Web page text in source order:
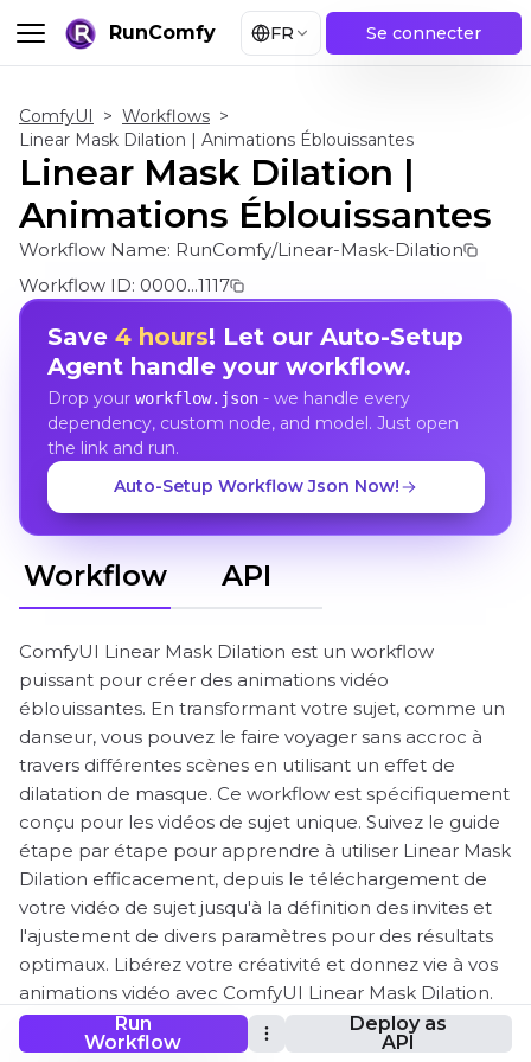
RunComfy FR Se connecter
Run
Workflow
Deploy as
API
ComfyUI > Workflows >
Linear Mask Dilation | Animations Éblouissantes
Linear Mask Dilation |
Animations Éblouissantes
Workflow Name: RunComfy/Linear-Mask-Dilation
Workflow ID: 0000...1117
Save 4 hours! Let our Auto-Setup
Agent handle your workflow.
Drop your workflow.json- we handle every
dependency, custom node, and model. Just open
the link and run.
Auto-Setup Workflow Json Now!
Workflow API
ComfyUI Linear Mask Dilation est un workflow
puissant pour créer des animations vidéo
éblouissantes. En transformant votre sujet, comme un
danseur, vous pouvez le faire voyager sans accroc à
travers différentes scènes en utilisant un effet de
dilatation de masque. Ce workflow est spécifiquement
conçu pour les vidéos de sujet unique. Suivez le guide
étape par étape pour apprendre à utiliser Linear Mask
Dilation efficacement, depuis le téléchargement de
votre vidéo de sujet jusqu'à la définition des invites et
l'ajustement de divers paramètres pour des résultats
optimaux. Libérez votre créativité et donnez vie à vos
animations vidéo avec ComfyUI Linear Mask Dilation.
Ce workflow ComfyUI Linear Mask Dilation a été créé